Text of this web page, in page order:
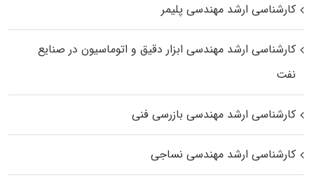
کارشناسی ارشد مهندسی پلیمر
کارشناسی ارشد مهندسی ابزار دقیق و اتوماسیون در صنایع
نفت
کارشناسی ارشد مهندسی بازرسی فنی
کارشناسی ارشد مهندسی نساجی